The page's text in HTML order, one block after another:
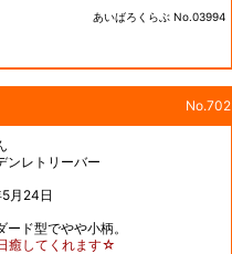
あいばろくらぶ No.03994
No.702
レトリーバー
月24日
ド型でやや小柄。
癒してくれます☆